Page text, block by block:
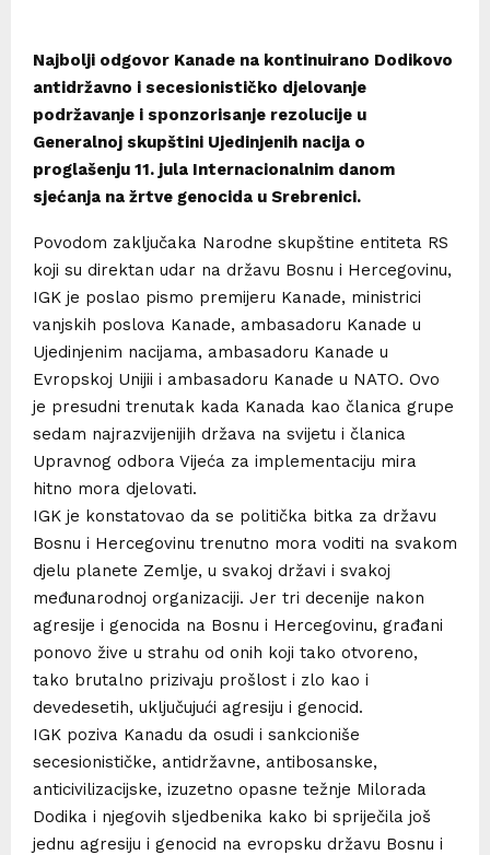
Najbolji odgovor Kanade na kontinuirano Dodikovo
antidržavno i secesionističko djelovanje
podržavanje i sponzorisanje rezolucije u
Generalnoj skupštini Ujedinjenih nacija o
proglašenju 11. jula Internacionalnim danom
sjećanja na žrtve genocida u Srebrenici.
Povodom zaključaka Narodne skupštine entiteta RS
koji su direktan udar na državu Bosnu i Hercegovinu,
IGK je poslao pismo premijeru Kanade, ministrici
vanjskih poslova Kanade, ambasadoru Kanade u
Ujedinjenim nacijama, ambasadoru Kanade u
Evropskoj Unijii i ambasadoru Kanade u NATO. Ovo
je presudni trenutak kada Kanada kao članica grupe
sedam najrazvijenijih država na svijetu i članica
Upravnog odbora Vijeća za implementaciju mira
hitno mora djelovati.
IGK je konstatovao da se politička bitka za državu
Bosnu i Hercegovinu trenutno mora voditi na svakom
djelu planete Zemlje, u svakoj državi i svakoj
međunarodnoj organizaciji. Jer tri decenije nakon
agresije i genocida na Bosnu i Hercegovinu, građani
ponovo žive u strahu od onih koji tako otvoreno,
tako brutalno prizivaju prošlost i zlo kao i
devedesetih, uključujući agresiju i genocid.
IGK poziva Kanadu da osudi i sankcioniše
secesionističke, antidržavne, antibosanske,
anticivilizacijske, izuzetno opasne težnje Milorada
Dodika i njegovih sljedbenika kako bi spriječila još
jednu agresiju i genocid na evropsku državu Bosnu i